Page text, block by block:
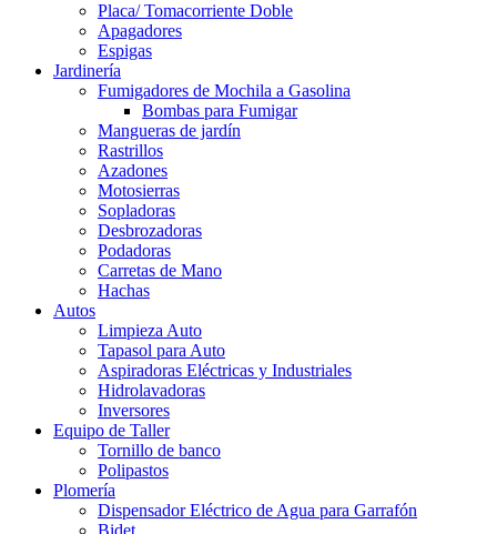
Placa/ Tomacorriente Doble
Apagadores
Espigas
Jardinería
Fumigadores de Mochila a Gasolina
Bombas para Fumigar
Mangueras de jardín
Rastrillos
Azadones
Motosierras
Sopladoras
Desbrozadoras
Podadoras
Carretas de Mano
Hachas
Autos
Limpieza Auto
Tapasol para Auto
Aspiradoras Eléctricas y Industriales
Hidrolavadoras
Inversores
Equipo de Taller
Tornillo de banco
Polipastos
Plomería
Dispensador Eléctrico de Agua para Garrafón
Bidet